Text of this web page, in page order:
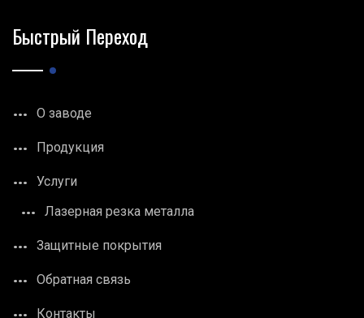
Быстрый Переход
О заводе
Продукция
Услуги
Лазерная резка металла
Защитные покрытия
Обратная связь
Контакты